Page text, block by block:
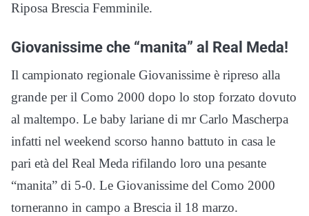
Riposa Brescia Femminile.
Giovanissime che “manita” al Real Meda!
Il campionato regionale Giovanissime è ripreso alla
grande per il Como 2000 dopo lo stop forzato dovuto
al maltempo. Le baby lariane di mr Carlo Mascherpa
infatti nel weekend scorso hanno battuto in casa le
pari età del Real Meda rifilando loro una pesante
“manita” di 5-0. Le Giovanissime del Como 2000
torneranno in campo a Brescia il 18 marzo.